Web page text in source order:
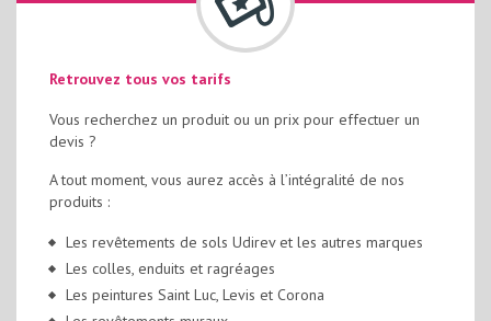
Retrouvez tous vos tarifs
Vous recherchez un produit ou un prix pour effectuer un
devis ?
A tout moment, vous aurez accès à l’intégralité de nos
produits :
Les revêtements de sols Udirev et les autres marques
Les colles, enduits et ragréages
Les peintures Saint Luc, Levis et Corona